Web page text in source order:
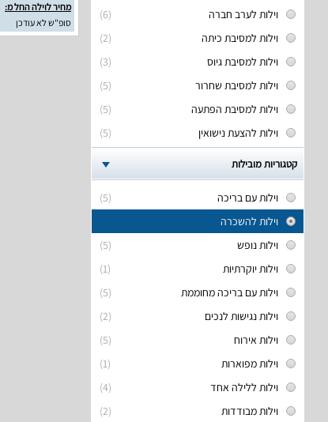
(6)
וילות לערב חברה
(2)
וילות למסיבת כיתה
(3)
וילות למסיבת גיוס
(5)
וילות למסיבת שחרור
(5)
וילות למסיבת הפתעה
(5)
וילות להצעת נישואין
קטגוריות מובילות
(5)
וילות עם בריכה
וילות להשכרה
(5)
וילות נופש
(1)
וילות יוקרתיות
(5)
וילות עם בריכה מחוממת
(2)
וילות נגישות לנכים
(5)
וילות אירוח
(1)
וילות מפוארות
(4)
וילות ללילה אחד
(2)
וילות מבודדות
מחיר לוילה החל מ:
סופ"ש לא עודכן